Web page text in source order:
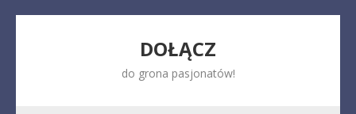
DOŁĄCZ
do grona pasjonatów!